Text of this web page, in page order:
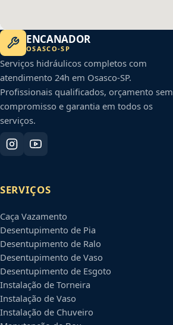
ENCANADOR
OSASCO-SP
Serviços hidráulicos completos com
atendimento 24h em Osasco-SP.
Profissionais qualificados, orçamento sem
compromisso e garantia em todos os
serviços.
SERVIÇOS
Caça Vazamento
Desentupimento de Pia
Desentupimento de Ralo
Desentupimento de Vaso
Desentupimento de Esgoto
Instalação de Torneira
Instalação de Vaso
Instalação de Chuveiro